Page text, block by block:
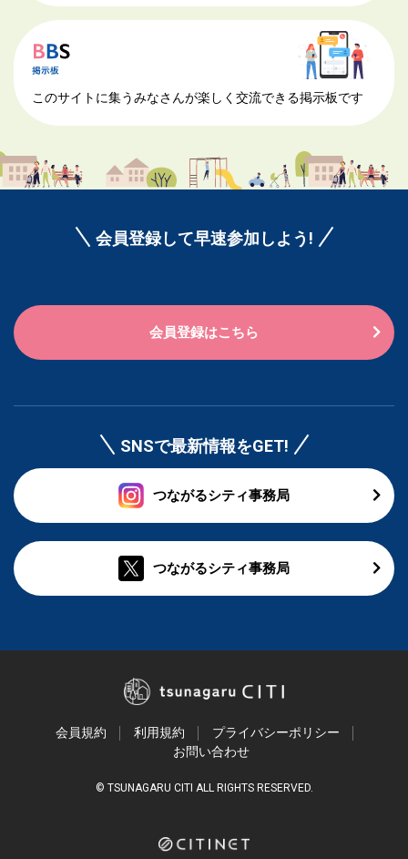
このサイトに集うみなさんが楽しく交流できる掲示板です
会員登録して早速参加しよう!
会員登録はこちら
SNSで最新情報をGET!
つながるシティ事務局
つながるシティ事務局
会員規約 利用規約
プライバシーポリシー
お問い合わせ
© TSUNAGARU CITI ALL RIGHTS RESERVED.